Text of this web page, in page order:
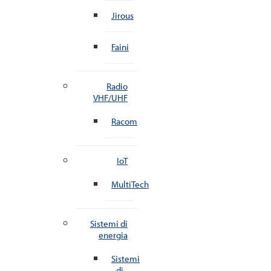
Jirous
Faini
Radio
VHF/UHF
Racom
IoT
MultiTech
Sistemi di
energia
Sistemi